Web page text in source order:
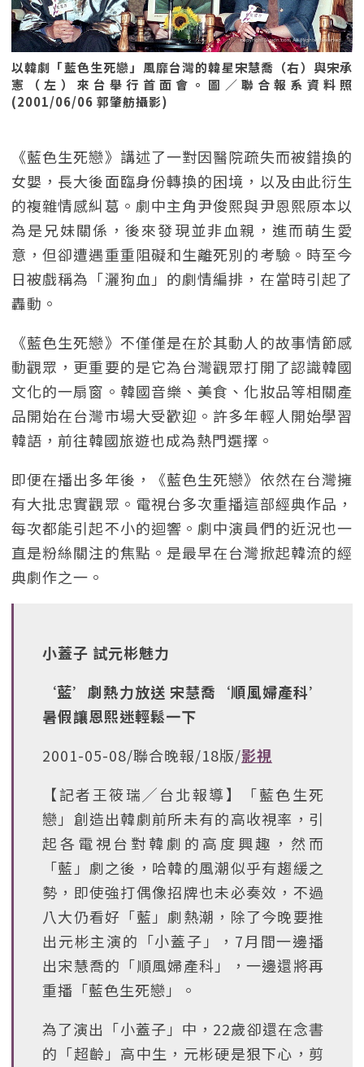
以韓劇「藍色生死戀」風靡台灣的韓星宋慧喬（右）與宋承
憲（左）來台舉行首面會。圖／聯合報系資料照
(2001/06/06 郭肇舫攝影)
《藍色生死戀》講述了一對因醫院疏失而被錯換的
女嬰，長大後面臨身份轉換的困境，以及由此衍生
的複雜情感糾葛。劇中主角尹俊熙與尹恩熙原本以
為是兄妹關係，後來發現並非血親，進而萌生愛
意，但卻遭遇重重阻礙和生離死別的考驗。時至今
日被戲稱為「灑狗血」的劇情編排，在當時引起了
轟動。
《藍色生死戀》不僅僅是在於其動人的故事情節感
動觀眾，更重要的是它為台灣觀眾打開了認識韓國
文化的一扇窗。韓國音樂、美食、化妝品等相關產
品開始在台灣市場大受歡迎。許多年輕人開始學習
韓語，前往韓國旅遊也成為熱門選擇。
即便在播出多年後，《藍色生死戀》依然在台灣擁
有大批忠實觀眾。電視台多次重播這部經典作品，
每次都能引起不小的迴響。劇中演員們的近況也一
直是粉絲關注的焦點。是最早在台灣掀起韓流的經
典劇作之一。
小蓋子 試元彬魅力
‘藍’劇熱力放送 宋慧喬‘順風婦產科’
暑假讓恩熙迷輕鬆一下
2001-05-08/聯合晚報/18版/影視
【記者王筱瑞╱台北報導】「藍色生死
戀」創造出韓劇前所未有的高收視率，引
起各電視台對韓劇的高度興趣，然而
「藍」劇之後，哈韓的風潮似乎有趨緩之
勢，即使強打偶像招牌也未必奏效，不過
八大仍看好「藍」劇熱潮，除了今晚要推
出元彬主演的「小蓋子」，7月間一邊播
出宋慧喬的「順風婦產科」，一邊還將再
重播「藍色生死戀」。
為了演出「小蓋子」中，22歲卻還在念書
的「超齡」高中生，元彬硬是狠下心，剪